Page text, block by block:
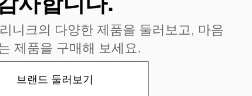
사합니다.
니크의 다양한 제품을 둘러보고, 마음
제품을 구매해 보세요.
브랜드 둘러보기